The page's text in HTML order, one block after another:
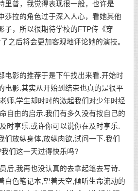
里普，我觉得表现很一般，也许是
莎拉的角色过于深入人心，看她其他
子，所以很期待学校的FTP传《穿
之后将会更加客观地评论她的演技。
影的推荐于是下午找出来看.开始时
电影.其实从开始到结束也真的是很平
师,学生却时时的激起我们对少年时经
自由的启示.我们有多久没有按自己的
时享乐.或许你可以说你在及时享乐.
们放纵身体,放纵肉欲,试问一下.我们
们这一天过得快乐吗?
,我再也没认真的去拿起笔去写诗.
白色笔记本,望着天空,倾听生命流动的